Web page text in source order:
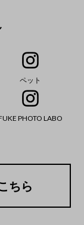
ペット
PHOTO LABO
ちら